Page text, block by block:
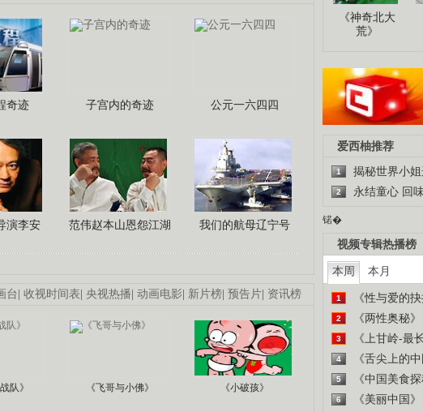
奇迹 子宫内的奇迹 公元一六四四
演李安 范伟赵本山恩怨江湖 我们的航母辽宁号
台 收视时间表 央视热播 动画电影 新片榜 预告片 资讯榜
队》 《飞哥与小佛》 《小破孩》
《神奇北大
荒》
爱西柚推荐
1 揭秘世界小
2 永结童心 回
锘�
视频专辑热播榜
本周 本月
1 《性与爱的抉
2 《两性奥秘》
3 《上甘岭-最
4 《舌尖上的中
5 《中国美食探
6 《美丽中国》